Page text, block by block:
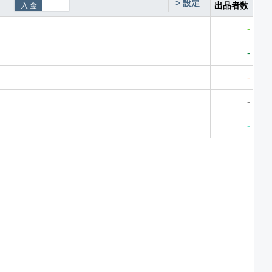
> 設定 出品者数
-
-
-
-
-